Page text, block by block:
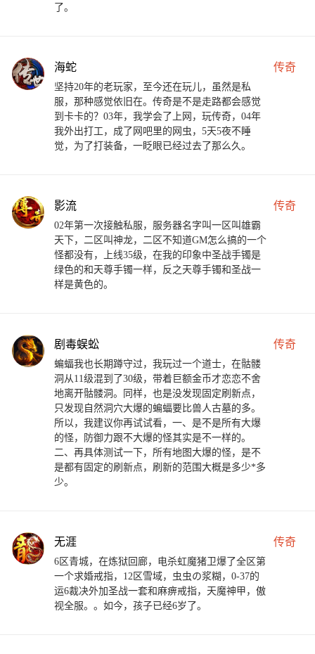
了。
海蛇 传奇
坚持20年的老玩家，至今还在玩儿，虽然是私
服，那种感觉依旧在。传奇是不是走路都会感觉
到卡卡的？03年，我学会了上网，玩传奇，04年
我外出打工，成了网吧里的网虫，5天5夜不睡
觉，为了打装备，一眨眼已经过去了那么久。
影流 传奇
02年第一次接触私服，服务器名字叫一区叫雄霸
天下，二区叫神龙，二区不知道GM怎么搞的一个
怪都没有，上线35级，在我的印象中圣战手镯是
绿色的和天尊手镯一样，反之天尊手镯和圣战一
样是黄色的。
剧毒蜈蚣 传奇
蝙蝠我也长期蹲守过，我玩过一个道士，在骷髅
洞从11级混到了30级，带着巨额金币才恋恋不舍
地离开骷髅洞。同样，也是没发现固定刷新点，
只发现自然洞穴大爆的蝙蝠要比兽人古墓的多。
所以，我建议你再试试看，一、是不是所有大爆
的怪，防御力跟不大爆的怪其实是不一样的。
二、再具体测试一下，所有地图大爆的怪，是不
是都有固定的刷新点，刷新的范围大概是多少*多
少。
无涯 传奇
6区青城，在炼狱回廊，电杀虹魔猪卫爆了全区第
一个求婚戒指，12区雪域，虫虫の浆糊，0-37的
运6裁决外加圣战一套和麻痹戒指，天魔神甲，傲
视全服。。如今，孩子已经6岁了。